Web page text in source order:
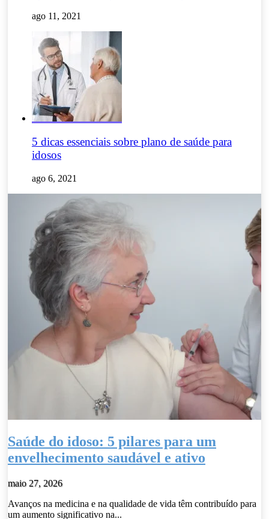
ago 11, 2021
5 dicas essenciais sobre plano de saúde para
idosos
ago 6, 2021
Saúde do idoso: 5 pilares para um
envelhecimento saudável e ativo
maio 27, 2026
Avanços na medicina e na qualidade de vida têm contribuído para
um aumento significativo na...